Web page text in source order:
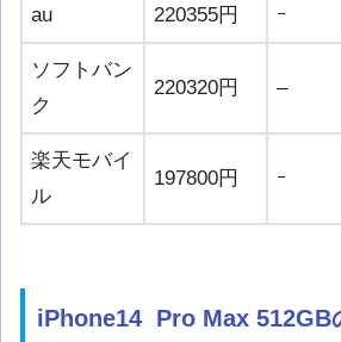
au 220355円 ｰ
ソフトバン
ク
220320円 –
楽天モバイ
ル
197800円 ｰ
iPhone14 Pro Max 512GB